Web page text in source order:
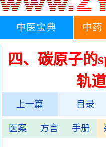
中医宝典 中药
四、碳原子的
轨道
上一篇 目录
医案 方言 手册